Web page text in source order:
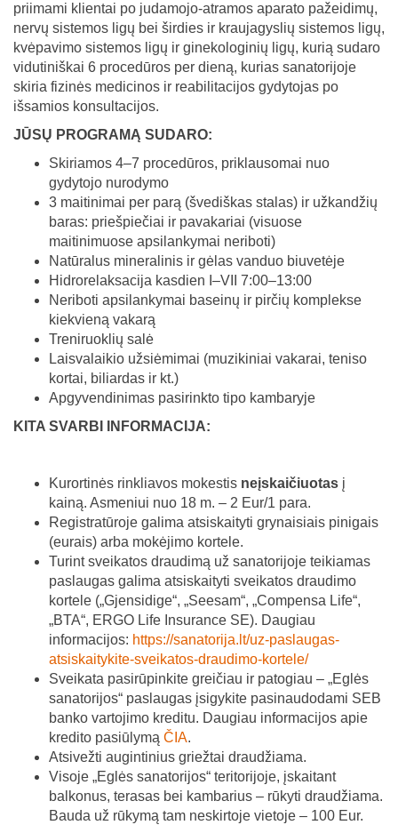
priimami klientai po judamojo-atramos aparato pažeidimų,
nervų sistemos ligų bei širdies ir kraujagyslių sistemos ligų,
kvėpavimo sistemos ligų ir ginekologinių ligų, kurią sudaro
vidutiniškai 6 procedūros per dieną, kurias sanatorijoje
skiria fizinės medicinos ir reabilitacijos gydytojas po
išsamios konsultacijos.
JŪSŲ PROGRAMĄ SUDARO:
Skiriamos 4–7 procedūros, priklausomai nuo
gydytojo nurodymo
3 maitinimai per parą (švediškas stalas) ir užkandžių
baras: priešpiečiai ir pavakariai (visuose
maitinimuose apsilankymai neriboti)
Natūralus mineralinis ir gėlas vanduo biuvetėje
Hidrorelaksacija kasdien I–VII 7:00–13:00
Neriboti apsilankymai baseinų ir pirčių komplekse
kiekvieną vakarą
Treniruoklių salė
Laisvalaikio užsiėmimai (muzikiniai vakarai, teniso
kortai, biliardas ir kt.)
Apgyvendinimas pasirinkto tipo kambaryje
KITA SVARBI INFORMACIJA:
Kurortinės rinkliavos mokestis neįskaičiuotas į
kainą. Asmeniui nuo 18 m. – 2 Eur/1 para.
Registratūroje galima atsiskaityti grynaisiais pinigais
(eurais) arba mokėjimo kortele.
Turint sveikatos draudimą už sanatorijoje teikiamas
paslaugas galima atsiskaityti sveikatos draudimo
kortele („Gjensidige“, „Seesam“, „Compensa Life“,
„BTA“, ERGO Life Insurance SE). Daugiau
informacijos: https://sanatorija.lt/uz-paslaugas-
atsiskaitykite-sveikatos-draudimo-kortele/
Sveikata pasirūpinkite greičiau ir patogiau – „Eglės
sanatorijos“ paslaugas įsigykite pasinaudodami SEB
banko vartojimo kreditu. Daugiau informacijos apie
kredito pasiūlymą ČIA.
Atsivežti augintinius griežtai draudžiama.
Visoje „Eglės sanatorijos“ teritorijoje, įskaitant
balkonus, terasas bei kambarius – rūkyti draudžiama.
Bauda už rūkymą tam neskirtoje vietoje – 100 Eur.